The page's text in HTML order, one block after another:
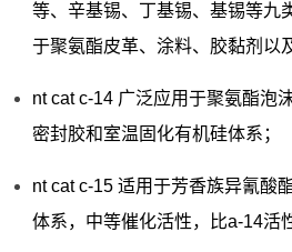
等、辛基锡、丁基锡、基锡等九
于聚氨酯皮革、涂料、胶黏剂以
nt cat c-14 广泛应用于聚氨酯泡
密封胶和室温固化有机硅体系；
nt cat c-15 适用于芳香族异氰酸
体系，中等催化活性，比a-14活